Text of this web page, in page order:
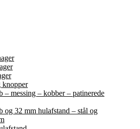
knopper
– messing – kobber – patinerede
og 32 mm hulafstand – stål og